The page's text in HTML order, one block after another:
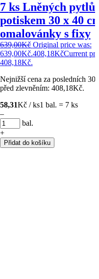
7 ks Lněných pytlů
potiskem 30 x 40
omalovánky s fixy
639,00Kč Original price was:
639,00Kč.408,18KčCurrent
408,18Kč.
Nejnižší cena za posledních 30
před zlevněním: 408,18Kč.
58,31Kč / ks1 bal. = 7 ks
–
bal.
+
Přidat do košíku